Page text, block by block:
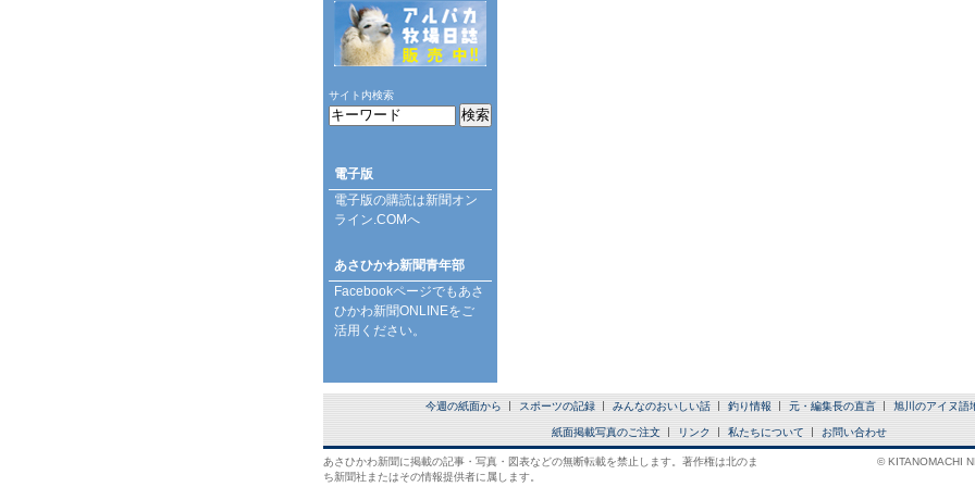
サイト内検索
電子版
電子版の購読は新聞オン
ライン.COMへ
あさひかわ新聞青年部
Facebookページでもあさ
ひかわ新聞ONLINEをご
活用ください。
今週の紙面から スポーツの記録 みんなのおいしい話 釣り情報 元・編集長の直言 旭川のアイヌ語
紙面掲載写真のご注文 リンク 私たちについて お問い合わせ
あさひかわ新聞に掲載の記事・写真・図表などの無断転載を禁止します。著作権は北のま
ち新聞社またはその情報提供者に属します。
© KITANOMACHI